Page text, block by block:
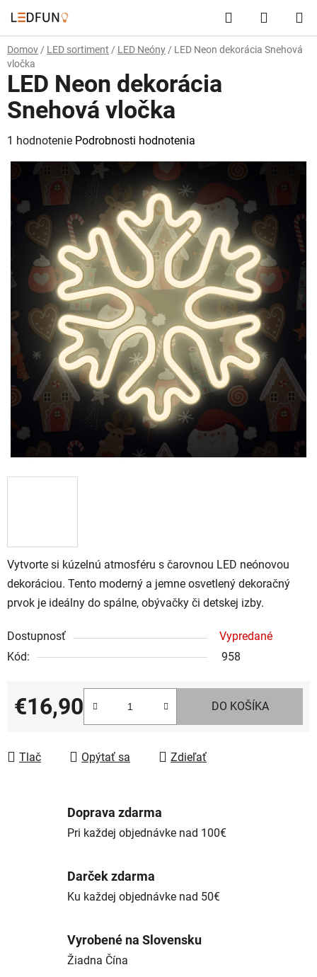
na
obsah
Hľadať
KOŠÍK
Domov / LED sortiment / LED Neóny / LED Neon dekorácia Snehová
vločka
Vytvorte si kúzelnú atmosféru s čarovnou LED neónovou
dekoráciou. Tento moderný a jemne osvetlený dekoračný
prvok je ideálny do spálne, obývačky či detskej izby.
Dostupnosť
Vypredané
Kód:
958
€16,90
Jednotková cena:
DO KOŠÍKA
Tlač Opýtať sa Zdieľať
LED Neon dekorácia
Snehová vločka
Priemerné
hodnotenie
produktu
5,0
hviezdičiek.
1 hodnotenie Podrobnosti hodnotenia
Doprava zdarma
Pri každej objednávke nad 100€
Darček zdarma
Ku každej objednávke nad 50€
Vyrobené na Slovensku
Žiadna Čína